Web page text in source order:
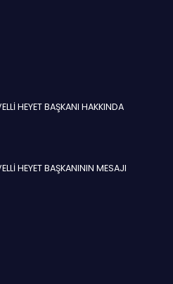
HEYET BAŞKANI HAKKINDA
HEYET BAŞKANININ MESAJI